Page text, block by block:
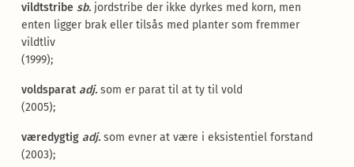
vildtstribe sb. jordstribe der ikke dyrkes med korn, men
enten ligger brak eller tilsås med planter som fremmer
vildtliv
(1999);
voldsparat adj. som er parat til at ty til vold
(2005);
væredygtig adj. som evner at være i eksistentiel forstand
(2003);